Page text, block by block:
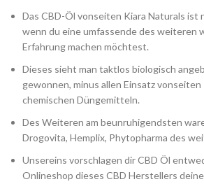
Das CBD-Öl vonseiten Kiara Naturals ist
wenn du eine umfassende des weiteren
Erfahrung machen möchtest.
Dieses sieht man taktlos biologisch
gewonnen, minus allen Einsatz
chemischen Düngemitteln.
Des Weiteren am beunruhigendsten
Drogovita, Hemplix, Phytopharma des
Unsereins vorschlagen dir CBD Öl
Onlineshop dieses CBD Herstellers